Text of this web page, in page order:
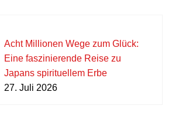
Acht Millionen Wege zum Glück:
Eine faszinierende Reise zu
Japans spirituellem Erbe
27. Juli 2026